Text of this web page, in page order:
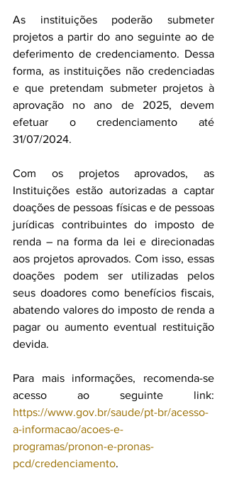
As instituições poderão submeter
projetos a partir do ano seguinte ao de
deferimento de credenciamento. Dessa
forma, as instituições não credenciadas
e que pretendam submeter projetos à
aprovação no ano de 2025, devem
efetuar o credenciamento até
31/07/2024.
Com os projetos aprovados, as
Instituições estão autorizadas a captar
doações de pessoas físicas e de pessoas
jurídicas contribuintes do imposto de
renda – na forma da lei e direcionadas
aos projetos aprovados. Com isso, essas
doações podem ser utilizadas pelos
seus doadores como benefícios fiscais,
abatendo valores do imposto de renda a
pagar ou aumento eventual restituição
devida.
Para mais informações, recomenda-se
https://www.gov.br/saude/pt-br/acesso-
a-informacao/acoes-e-
programas/pronon-e-pronas-
pcd/credenciamento.